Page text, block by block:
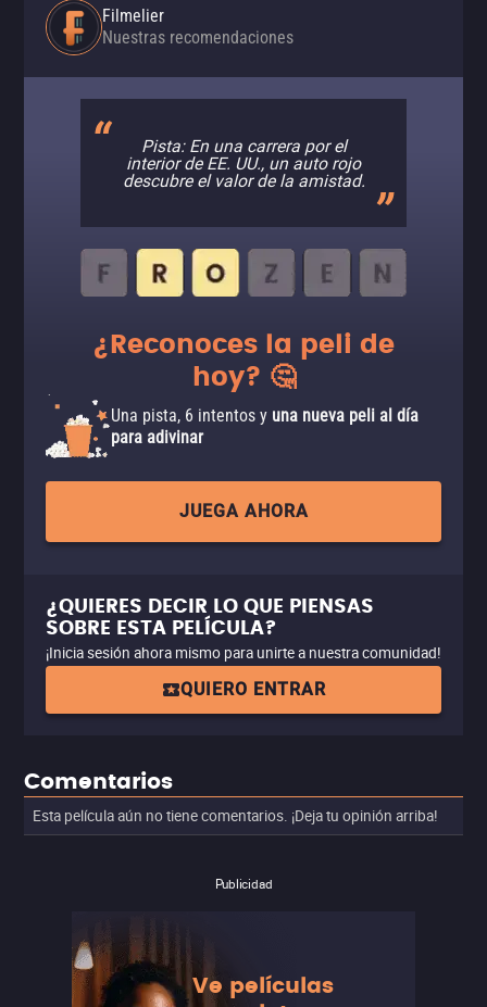
Filmelier
Nuestras recomendaciones
Pista: En una carrera por el
interior de EE. UU., un auto rojo
descubre el valor de la amistad.
¿Reconoces la peli de
hoy? 🤔
Una pista, 6 intentos y una nueva peli al día
para adivinar
JUEGA AHORA
¿QUIERES DECIR LO QUE PIENSAS
SOBRE ESTA PELÍCULA?
¡Inicia sesión ahora mismo para unirte a nuestra comunidad!
QUIERO ENTRAR
Comentarios
Esta película aún no tiene comentarios. ¡Deja tu opinión arriba!
Publicidad
Ve películas